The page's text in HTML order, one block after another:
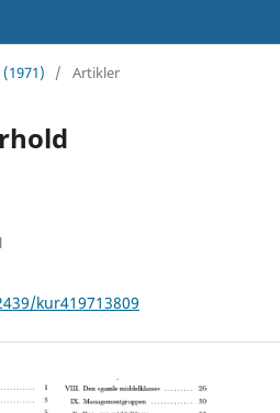
(1971) / Artikler
kur419713809